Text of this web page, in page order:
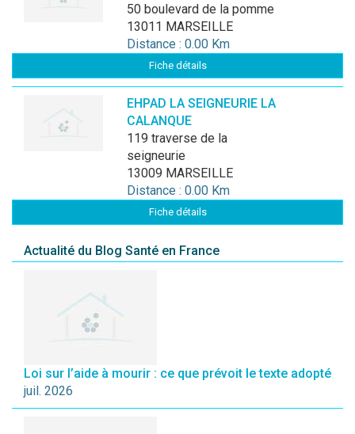
50 boulevard de la pomme
13011 MARSEILLE
Distance : 0.00 Km
Fiche détails
EHPAD LA SEIGNEURIE LA
CALANQUE
119 traverse de la
seigneurie
13009 MARSEILLE
Distance : 0.00 Km
Fiche détails
Actualité du Blog Santé en France
Loi sur l’aide à mourir : ce que prévoit le texte adopté
juil. 2026